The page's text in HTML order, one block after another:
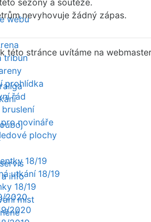
webu
tribun
prohlídka
řád
bruslení
pro novináře
plochy
18/19
utkání 18/19
18/19
míst
sezóny a soutěže.
nevyhovuje žádný zápas.
této stránce uvítáme na webmaster
info
2020
2020